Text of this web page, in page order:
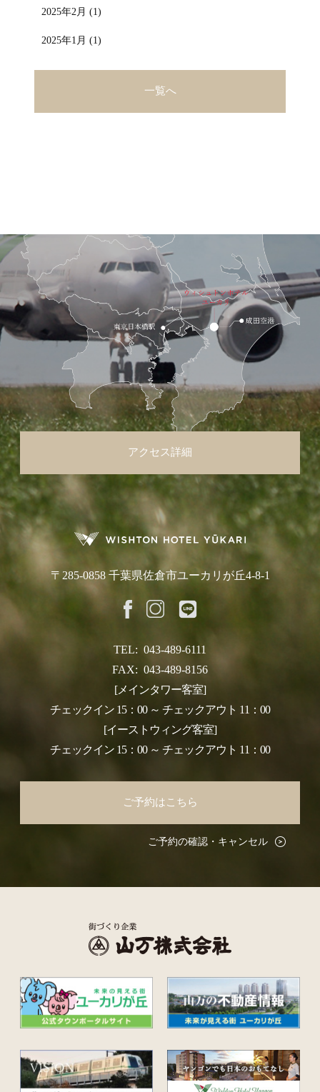
2025年2月 (1)
2025年1月 (1)
一覧へ
アクセス詳細
〒285-0858 千葉県佐倉市ユーカリが丘4-8-1
TEL: 043-489-6111
FAX: 043-489-8156
[メインタワー客室]
チェックイン 15：00 ～ チェックアウト 11：00
[イーストウィング客室]
チェックイン 15：00 ～ チェックアウト 11：00
ご予約はこちら
ご予約の確認・キャンセル